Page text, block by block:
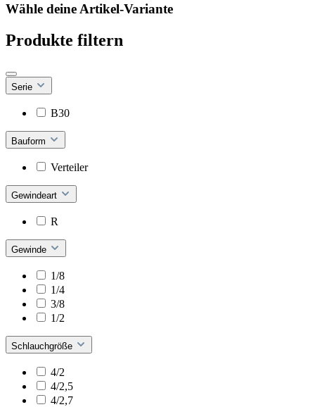
Wähle deine Artikel-Variante
Produkte filtern
Serie
B30
Bauform
Verteiler
Gewindeart
R
Gewinde
1/8
1/4
3/8
1/2
Schlauchgröße
4/2
4/2,5
4/2,7